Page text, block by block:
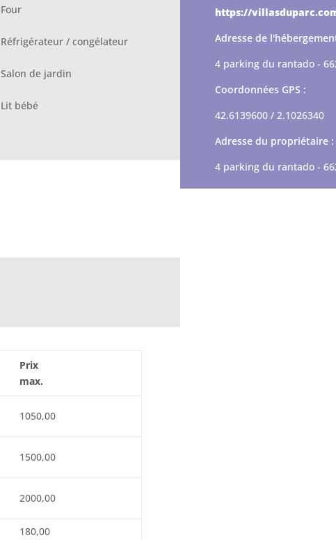
Four
Réfrigérateur / congélateur
Salon de jardin
Lit bébé
Prix
max.
1050,00
1500,00
2000,00
180,00
https://
Adresse de
4 parking du rantado -
Coordonnées GPS :
42.6139600 / 2.1026340
Adresse du propriétaire :
4 parking du rantado -